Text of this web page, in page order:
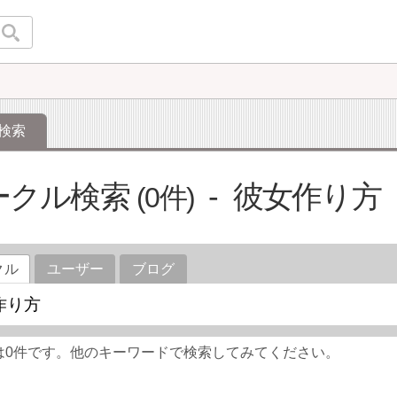
索
クル検索 0 彼女作り方
ル ユーザー ブログ
件です。他のキーワードで検索してみてください。